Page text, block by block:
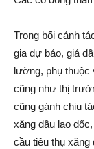
Trong bối cảnh
gia dự báo, giá
lường, phụ thuộc
cũng như thị
cũng gánh chịu
xăng dầu lao
cầu tiêu thụ